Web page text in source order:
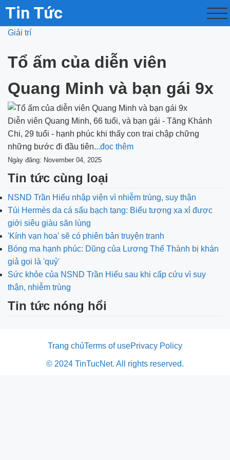
Tin Tức
Giải trí
Tổ ấm của diễn viên
Quang Minh và bạn gái 9x
Diễn viên Quang Minh, 66 tuổi, và bạn gái - Tăng Khánh
Chi, 29 tuổi - hạnh phúc khi thấy con trai chập chững
những bước đi đầu tiên...đọc thêm
Ngày đăng: November 04, 2025
Tin tức cùng loại
NSND Trần Hiếu nhập viện vì nhiễm trùng, suy thận
Túi Hermès da cá sấu bạch tạng: Biểu tượng xa xỉ được
giới siêu giàu săn lùng
'Kính vạn hoa' sẽ có phiên bản truyện tranh
Bóng ma hạnh phúc: Dũng của Lương Thế Thành bị khán
giả gọi là 'quỷ'
Sức khỏe của NSND Trần Hiếu sau khi cấp cứu vì suy
thận, nhiễm trùng
Tin tức nóng hổi
Trang chủTerms of usePrivacy Policy
© 2024 TinTucNet. All rights reserved.